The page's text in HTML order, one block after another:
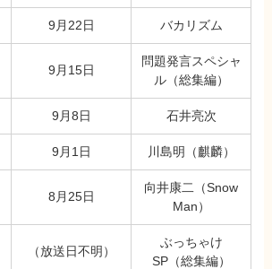
9月22日 バカリズム
9月15日
問題発言スペシャ
ル（総集編）
9月8日 石井亮次
9月1日 川島明（麒麟）
8月25日
向井康二（Snow
Man）
（放送日不明）
ぶっちゃけ
SP（総集編）